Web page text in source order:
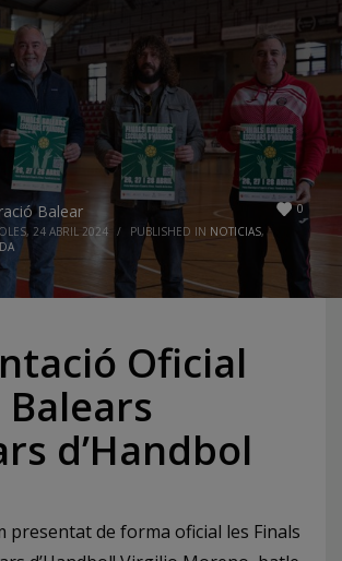
0
Balear
24 ABRIL 2024 / PUBLISHED IN NOTICIAS,
Oficial
Balears
d’Handbol
presentat de forma oficial les Finals